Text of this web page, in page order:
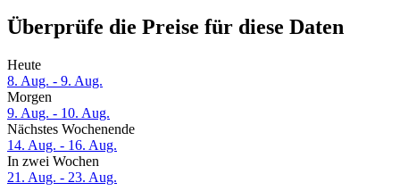
Überprüfe die Preise für diese Daten
Heute
8. Aug. - 9. Aug.
Morgen
9. Aug. - 10. Aug.
Nächstes Wochenende
14. Aug. - 16. Aug.
In zwei Wochen
21. Aug. - 23. Aug.